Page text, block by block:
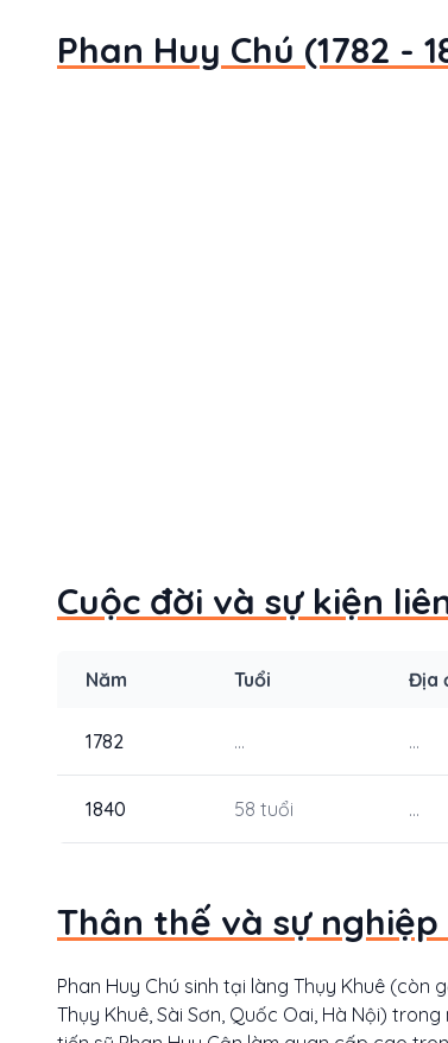
Phan Huy Chú (1782 -
Cuộc đời và sự kiện
Năm Tuổi Địa
1782 ... ...
1840 58 tuổi ...
Thân thế và sự nghiệp
Phan Huy Chú sinh tại làng Thụy Khuê (còn
Thụy Khuê, Sài Sơn, Quốc Oai, Hà Nội)